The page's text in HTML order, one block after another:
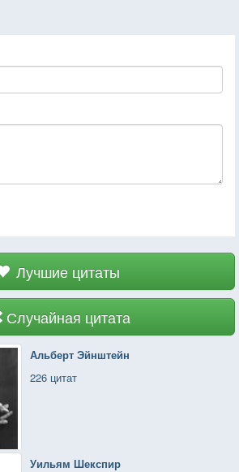
Лучшие цитаты
Случайная цитата
Альберт Эйнштейн
226 цитат
Уильям Шекспир